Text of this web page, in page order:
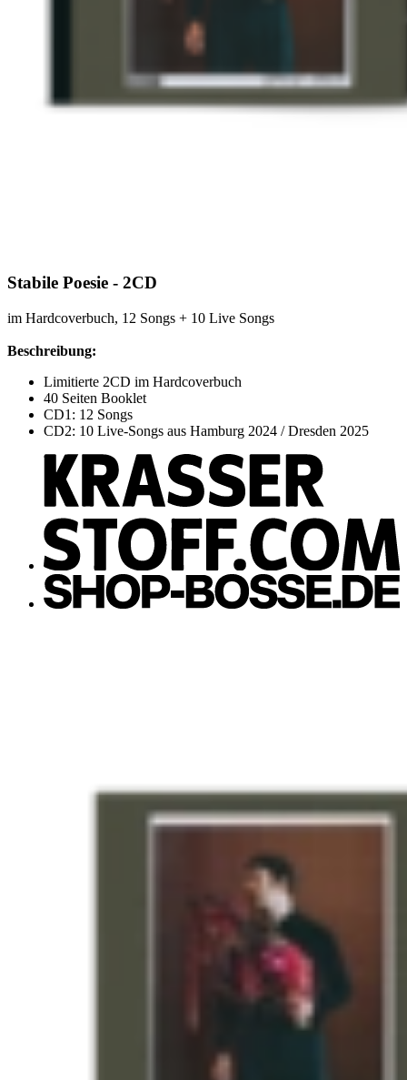
Stabile Poesie - 2CD
im Hardcoverbuch, 12 Songs + 10 Live Songs
Beschreibung:
Limitierte 2CD im Hardcoverbuch
40 Seiten Booklet
CD1: 12 Songs
CD2: 10 Live-Songs aus Hamburg 2024 / Dresden 2025